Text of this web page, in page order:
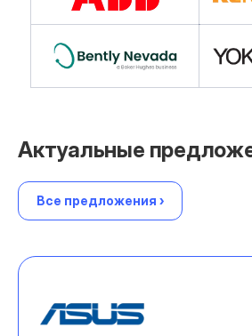
Актуальные
Все предложения ›